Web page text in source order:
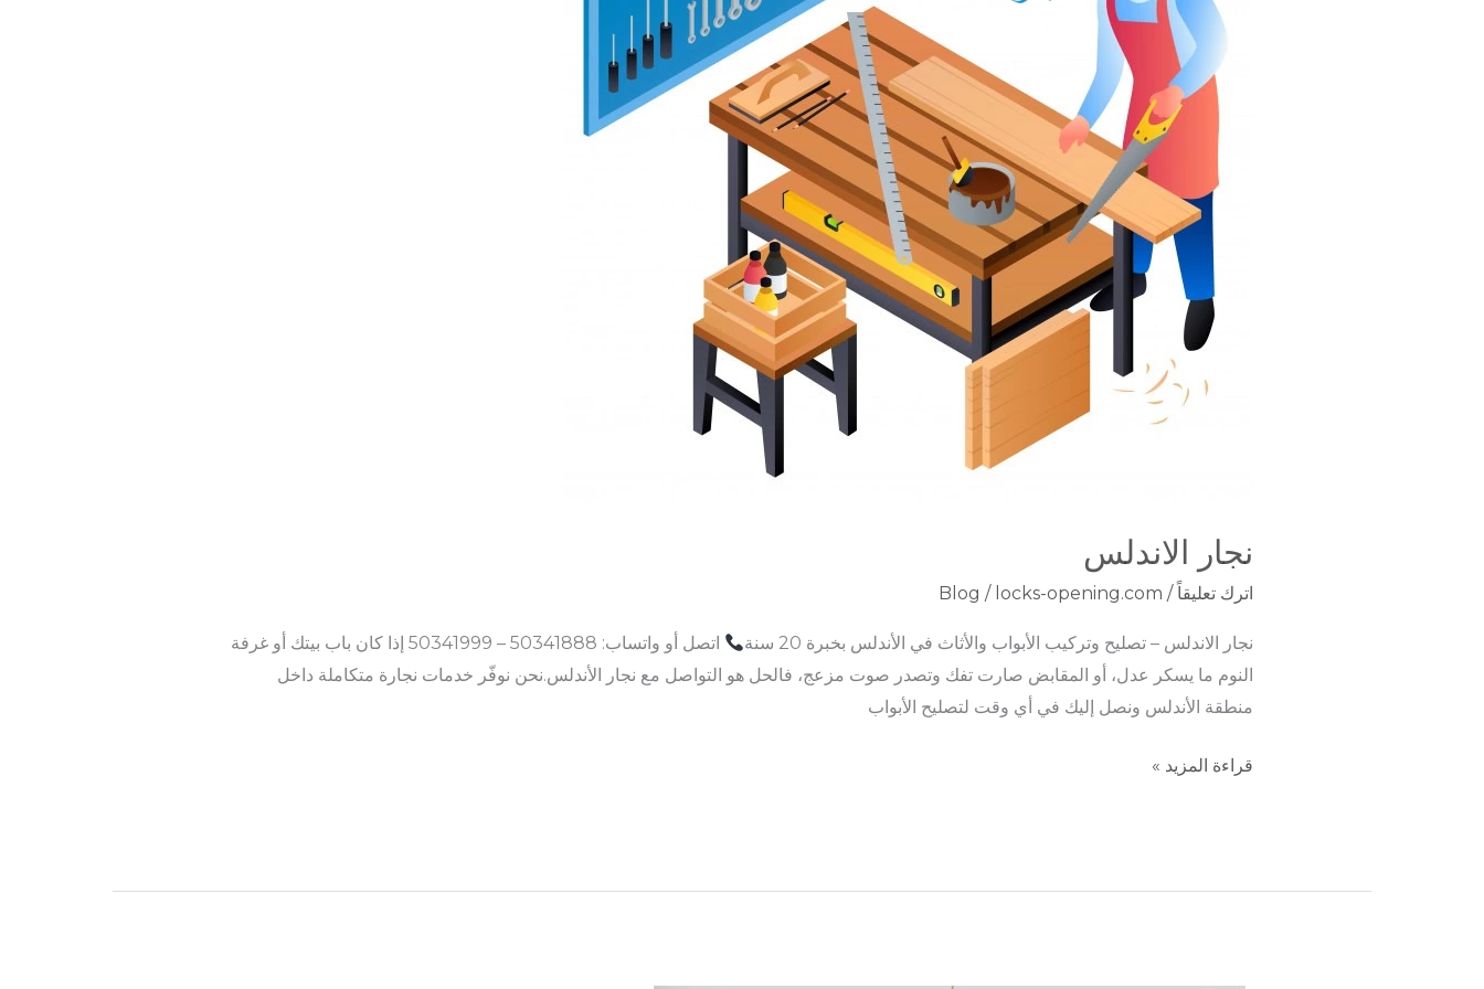
نجار الاندلس
اترك تعليقاً /
Blog / locks-opening.com
نجار الاندلس – تصليح وتركيب الأبواب والأثاث في الأندلس بخبرة 20 سنة
اتصل أو واتساب: 50341888 – 50341999 إذا كان باب بيتك أو غرفة
النوم ما يسكر عدل، أو المقابض صارت تفك وتصدر صوت مزعج، فالحل هو التواصل مع نجار الأندلس.نحن نوفّر خدمات نجارة متكاملة داخل
منطقة الأندلس ونصل إليك في أي وقت لتصليح الأبواب
قراءة المزيد »